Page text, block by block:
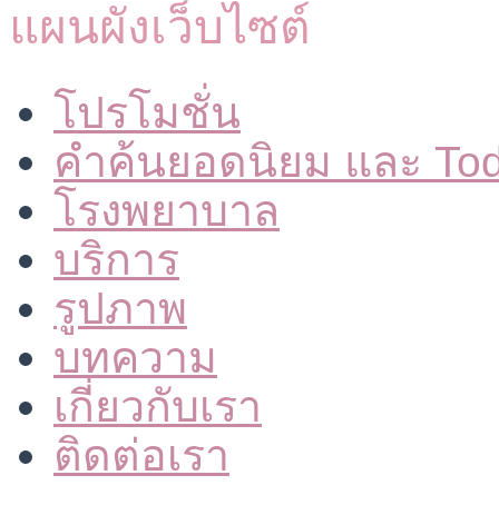
แผนผังเว็บไซต์
โปรโมชั่น
คำค้นยอดนิยม และ
โรงพยาบาล
บริการ
รูปภาพ
บทความ
เกี่ยวกับเรา
ติดต่อเรา